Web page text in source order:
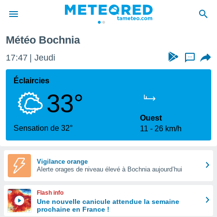
de
Météo Bochnia
17:47 Jeudi ...
Éclaircies
33°
Sensation de 32°
Ouest
11
26 km/h
Vigilance orange
Alerte orages de niveau élevé à Bochnia aujourd’hui
Flash info
Une nouvelle canicule attendue la semaine
prochaine en France !